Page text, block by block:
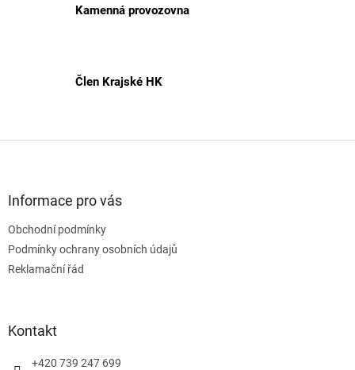
Kamenná provozovna
Člen Krajské HK
Informace pro vás
Obchodní podmínky
Podmínky ochrany osobních údajů
Reklamační řád
Kontakt
+420 739 247 699